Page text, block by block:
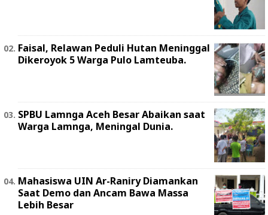
Faisal, Relawan Peduli Hutan Meninggal
Dikeroyok 5 Warga Pulo Lamteuba.
SPBU Lamnga Aceh Besar Abaikan saat
Warga Lamnga, Meningal Dunia.
Mahasiswa UIN Ar-Raniry Diamankan
Saat Demo dan Ancam Bawa Massa
Lebih Besar